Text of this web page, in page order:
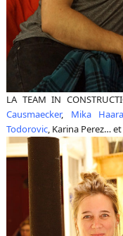
LA TEAM IN
Causmaecker, Mika
Todorovic, Karina Perez…